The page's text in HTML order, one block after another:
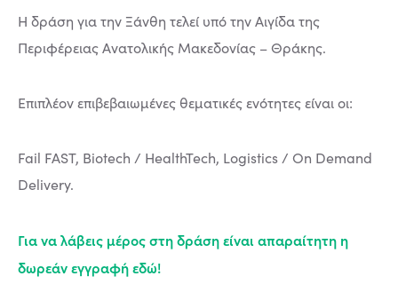
Η δράση για την Ξάνθη τελεί υπό την Αιγίδα της
Περιφέρειας Ανατολικής Μακεδονίας – Θράκης.
Επιπλέον επιβεβαιωμένες θεματικές ενότητες είναι οι:
Fail FAST, Biotech / HealthTech, Logistics / On Demand
Delivery.
Για να λάβεις μέρος στη δράση είναι απαραίτητη η
δωρεάν εγγραφήεδώ!